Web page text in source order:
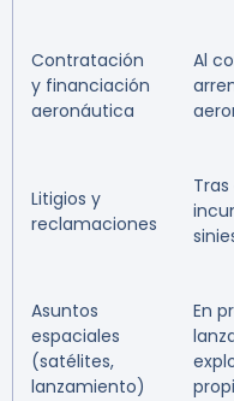
Contratación
y financiación
aeronáutica
Al
Litigios y
reclamaciones
Asuntos
espaciales
(satélites,
lanzamiento)
En